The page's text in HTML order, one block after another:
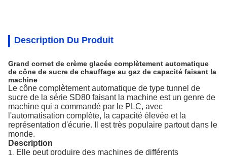
Description Du Produit
Grand cornet de crème glacée complètement automatique
de cône de sucre de chauffage au gaz de capacité faisant la
machine
Le cône complètement automatique de type tunnel de
sucre de la série SD80 faisant la machine est un genre de
machine qui a commandé par le PLC, avec
l'automatisation complète, la capacité élevée et la
représentation d'écurie. Il est très populaire partout dans le
monde.
Description
1. Elle peut produire des machines de différents